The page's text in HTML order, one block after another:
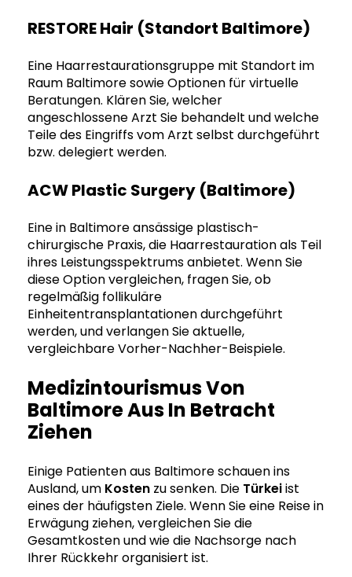
RESTORE Hair (Standort Baltimore)
Eine Haarrestaurationsgruppe mit Standort im
Raum Baltimore sowie Optionen für virtuelle
Beratungen. Klären Sie, welcher
angeschlossene Arzt Sie behandelt und welche
Teile des Eingriffs vom Arzt selbst durchgeführt
bzw. delegiert werden.
ACW Plastic Surgery (Baltimore)
Eine in Baltimore ansässige plastisch-
chirurgische Praxis, die Haarrestauration als Teil
ihres Leistungsspektrums anbietet. Wenn Sie
diese Option vergleichen, fragen Sie, ob
regelmäßig follikuläre
Einheitentransplantationen durchgeführt
werden, und verlangen Sie aktuelle,
vergleichbare Vorher-Nachher-Beispiele.
Medizintourismus Von
Baltimore Aus In Betracht
Ziehen
Einige Patienten aus Baltimore schauen ins
Ausland, um Kosten zu senken. Die Türkeiist
eines der häufigsten Ziele. Wenn Sie eine Reise in
Erwägung ziehen, vergleichen Sie die
Gesamtkosten und wie die Nachsorge nach
Ihrer Rückkehr organisiert ist.